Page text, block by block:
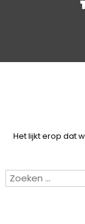
Het lijkt erop dat
Zoeken